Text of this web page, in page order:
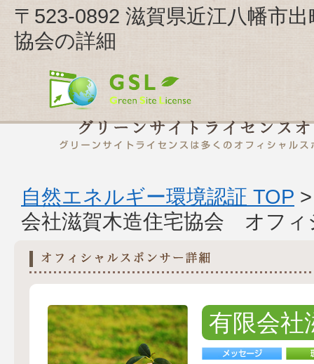
〒523-0892 滋賀県近江八幡市
協会の詳細
自然エネルギー環境認証 TOP
会社滋賀木造住宅協会 オフィ
有限会社